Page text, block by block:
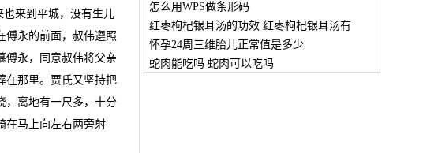
来到平城，没有生儿
傅永的前面，叔伟遵照
傅永，同意叔伟将父亲
在那里。贾氏又坚持把
，离地有一尺多，十分
在马上向左右两旁射
怎么用WPS做条形码
红枣枸杞银耳汤的功效 红枣枸杞银耳汤有
怀孕24周三维胎儿正常值是多少
蛇肉能吃吗 蛇肉可以吃吗